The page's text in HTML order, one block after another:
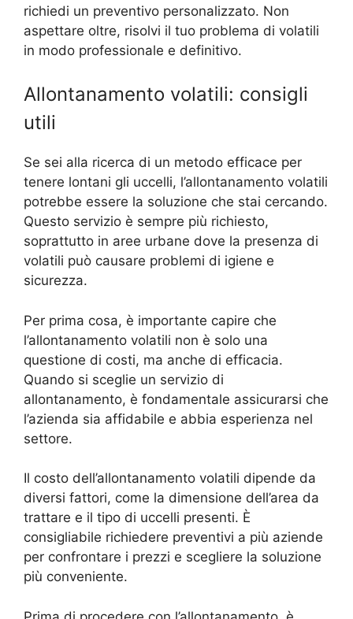
richiedi un preventivo personalizzato. Non
aspettare oltre, risolvi il tuo problema di volatili
in modo professionale e definitivo.
Allontanamento volatili: consigli
utili
Se sei alla ricerca di un metodo efficace per
tenere lontani gli uccelli, l’allontanamento volatili
potrebbe essere la soluzione che stai cercando.
Questo servizio è sempre più richiesto,
soprattutto in aree urbane dove la presenza di
volatili può causare problemi di igiene e
sicurezza.
Per prima cosa, è importante capire che
l’allontanamento volatili non è solo una
questione di costi, ma anche di efficacia.
Quando si sceglie un servizio di
allontanamento, è fondamentale assicurarsi che
l’azienda sia affidabile e abbia esperienza nel
settore.
Il costo dell’allontanamento volatili dipende da
diversi fattori, come la dimensione dell’area da
trattare e il tipo di uccelli presenti. È
consigliabile richiedere preventivi a più aziende
per confrontare i prezzi e scegliere la soluzione
più conveniente.